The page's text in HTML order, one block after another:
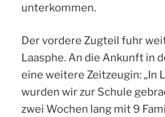
unterkommen.
Der vordere Zugteil fuhr
Laasphe. An die Ankunft in
eine weitere Zeitzeugin: „In
wurden wir zur Schule
zwei Wochen lang mit 9